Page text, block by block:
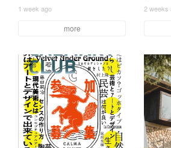
1 week ago
more
2 weeks